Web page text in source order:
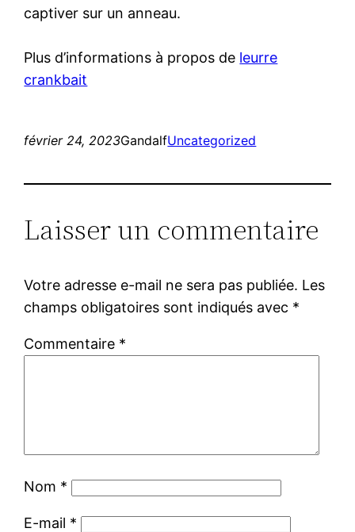
captiver sur un anneau.
Plus d’informations à propos de leurre
crankbait
février 24, 2023GandalfUncategorized
Laisser un commentaire
Votre adresse e-mail ne sera pas publiée. Les
champs obligatoires sont indiqués avec *
Commentaire *
Nom *
E-mail *